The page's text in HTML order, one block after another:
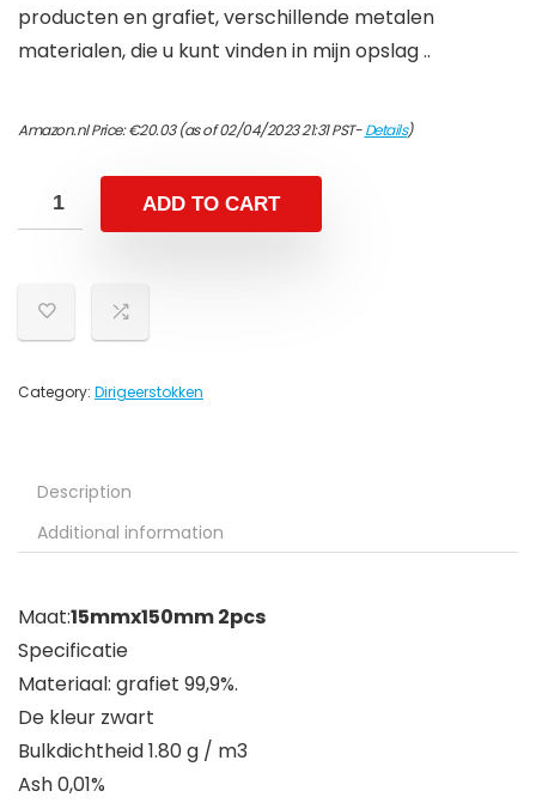
producten en grafiet, verschillende metalen
materialen, die u kunt vinden in mijn opslag ..
Amazon.nl Price:€20.03(as of 02/04/2023 21:31 PST-Details)
ADD TO CART
Category: Dirigeerstokken
Description
Additional information
Maat:15mmx150mm 2pcs
Specificatie
Materiaal: grafiet 99,9%.
De kleur zwart
Bulkdichtheid 1.80 g / m3
Ash 0,01%